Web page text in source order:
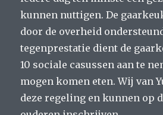
kunnen nuttigen. De
door de overheid
tegenprestatie dient de
10 sociale casussen aan te
mogen komen eten. Wij van
deze regeling en kunnen op